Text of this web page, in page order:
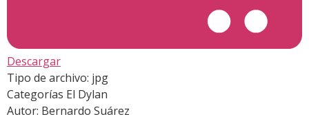
Descargar
Tipo de archivo: jpg
Categorías El Dylan
Autor: Bernardo Suárez